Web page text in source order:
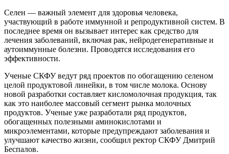
Селен — важный элемент для здоровья человека,
участвующий в работе иммунной и репродуктивной систем. В
последнее время он вызывает интерес как средство для
лечения заболеваний, включая рак, нейродегенеративные и
аутоиммунные болезни. Проводятся исследования его
эффективности.
Ученые СКФУ ведут ряд проектов по обогащению селеном
целой продуктовой линейки, в том числе молока. Основу
новой разработки составляет кисломолочная продукция, так
как это наиболее массовый сегмент рынка молочных
продуктов. Ученые уже разработали ряд продуктов,
обогащенных полезными аминокислотами и
микроэлементами, которые предупреждают заболевания и
улучшают качество жизни, сообщил ректор СКФУ Дмитрий
Беспалов.